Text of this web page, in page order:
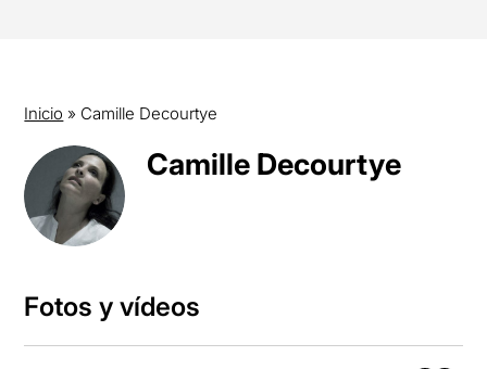
Inicio » Camille Decourtye
Camille Decourtye
Fotos y vídeos